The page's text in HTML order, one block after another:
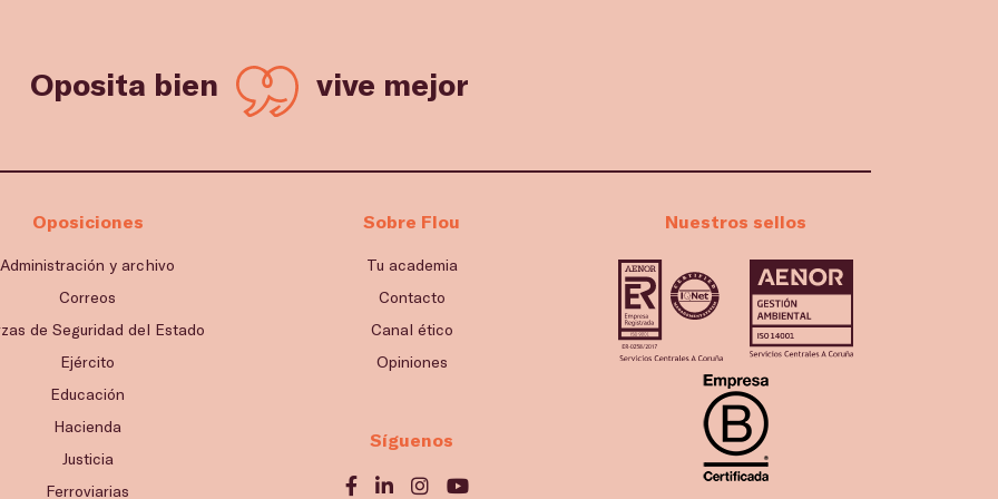
Oposita bien vive mejor
Oposiciones
Administración y archivo
Correos
de Seguridad del Estado
Ejército
Educación
Hacienda
Justicia
Ferroviarias
Sobre Flou
Tu academia
Contacto
Canal ético
Opiniones
Síguenos
Nuestros sellos